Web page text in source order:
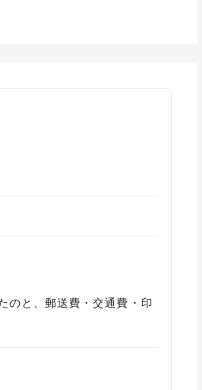
のと、郵送費・交通費・印